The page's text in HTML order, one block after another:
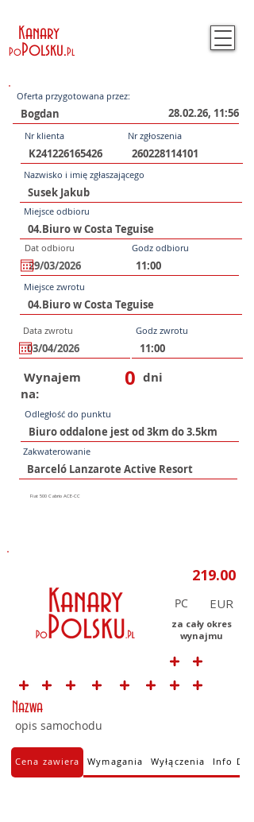
Kanary
PoPolsku.Pl
Oferta przygotowana przez:
28.02.26, 11:56
Nr klienta Nr zgłoszenia
Nazwisko i imię zgłaszającego
Miejsce odbioru
Dat odbioru Godz odbioru
Miejsce zwrotu
Data zwrotu Godz zwrotu
Wynajem
na:
0 dni
Odległość do punktu
Zakwaterowanie
PC
za cały okres
wynajmu
Nazwa
opis samochodu
Cena zawiera Wymagania Wyłączenia Info